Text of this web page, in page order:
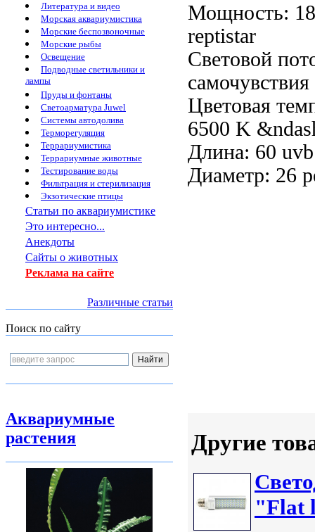
Литература и видео
Морская аквариумистика
Морские беспозвоночные
Морские рыбы
Освещение
Подводные светильники и
лампы
Пруды и фонтаны
Светоарматура Juwel
Системы автодолива
Терморегуляция
Террариумистика
Террариумные животные
Тестирование воды
Фильтрация и стерилизация
Экзотические птицы
Статьи по аквариумистике
Это интересно...
Анекдоты
Сайты о животных
Реклама на сайте
Различные статьи
Поиск по сайту
Аквариумные
растения
Мощность:
reptistar
Световой
Цветовая
6500 K
Длина: 60
Диаметр: 26
Другие
"Flat